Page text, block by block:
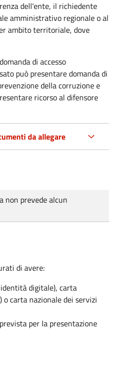
dell'ente, il richiedente
amministrativo regionale o al
ambito territoriale, dove
di accesso
può presentare domanda di
della corruzione e
ricorso al difensore
da allegare
non prevede alcun
di avere:
digitale), carta
o carta nazionale dei servizi
per la presentazione